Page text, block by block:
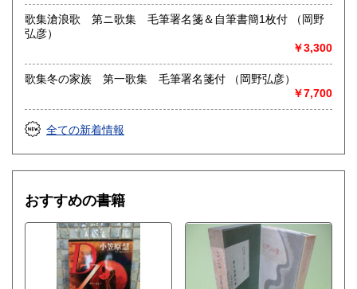
歌集滄浪歌 第ニ歌集 毛筆署名箋＆自筆書簡1枚付 （岡野
弘彦）
￥3,300
歌集冬の家族 第一歌集 毛筆署名箋付 （岡野弘彦）
￥7,700
全ての新着情報
おすすめの書籍